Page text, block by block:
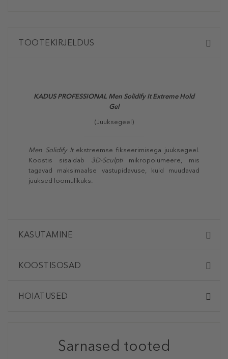
TOOTEKIRJELDUS
KADUS PROFESSIONAL Men Solidify It Extreme Hold
Gel
(Juuksegeel)
Men Solidify Itekstreemse fikseerimisega juuksegeel.
Koostis sisaldab 3D-Sculptimikropolümeere, mis
tagavad maksimaalse vastupidavuse, kuid muudavad
juuksed loomulikuks.
KASUTAMINE
KOOSTISOSAD
HOIATUSED
Sarnased tooted